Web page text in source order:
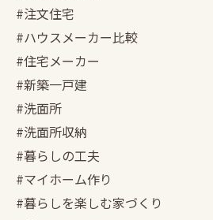
#注文住宅
#ハウスメーカー比較
#住宅メーカー
#新築一戸建
#洗面所
#洗面所収納
#暮らしの工夫
#マイホーム作り
#暮らしを楽しむ家づくり